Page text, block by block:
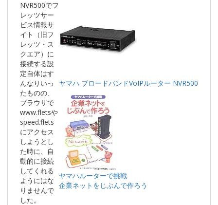
ヤマハ ブロードバンドVoIPルーター NVR500
ヤマハルーターで挑戦
企業ネットをじぶんで作ろう
NVR500でフ
レッツサー
ビス情報サ
イト（旧フ
レッツ・ス
クエア）に
接続する設
定自体はす
んなりいっ
たものの、
ブラウザで
www.fletsや
speed.flets
にアクセス
しようとし
た時に、自
動的に接続
してくれる
ようにはな
りませんで
した。